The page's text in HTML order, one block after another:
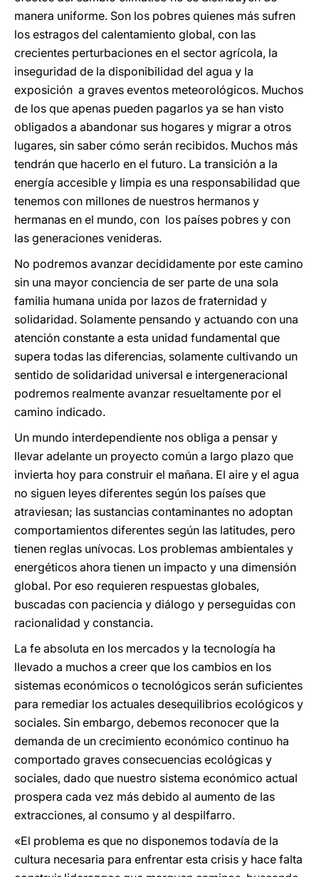
manera uniforme. Son los pobres quienes más sufren
los estragos del calentamiento global, con las
crecientes perturbaciones en el sector agrícola, la
inseguridad de la disponibilidad del agua y la
exposición a graves eventos meteorológicos. Muchos
de los que apenas pueden pagarlos ya se han visto
obligados a abandonar sus hogares y migrar a otros
lugares, sin saber cómo serán recibidos. Muchos más
tendrán que hacerlo en el futuro. La transición a la
energía accesible y limpia es una responsabilidad que
tenemos con millones de nuestros hermanos y
hermanas en el mundo, con los países pobres y con
las generaciones venideras.
No podremos avanzar decididamente por este camino
sin una mayor conciencia de ser parte de una sola
familia humana unida por lazos de fraternidad y
solidaridad. Solamente pensando y actuando con una
atención constante a esta unidad fundamental que
supera todas las diferencias, solamente cultivando un
sentido de solidaridad universal e intergeneracional
podremos realmente avanzar resueltamente por el
camino indicado.
Un mundo interdependiente nos obliga a pensar y
llevar adelante un proyecto común a largo plazo que
invierta hoy para construir el mañana. El aire y el agua
no siguen leyes diferentes según los países que
atraviesan; las sustancias contaminantes no adoptan
comportamientos diferentes según las latitudes, pero
tienen reglas unívocas. Los problemas ambientales y
energéticos ahora tienen un impacto y una dimensión
global. Por eso requieren respuestas globales,
buscadas con paciencia y diálogo y perseguidas con
racionalidad y constancia.
La fe absoluta en los mercados y la tecnología ha
llevado a muchos a creer que los cambios en los
sistemas económicos o tecnológicos serán suficientes
para remediar los actuales desequilibrios ecológicos y
sociales. Sin embargo, debemos reconocer que la
demanda de un crecimiento económico continuo ha
comportado graves consecuencias ecológicas y
sociales, dado que nuestro sistema económico actual
prospera cada vez más debido al aumento de las
extracciones, al consumo y al despilfarro.
«El problema es que no disponemos todavía de la
cultura necesaria para enfrentar esta crisis y hace falta